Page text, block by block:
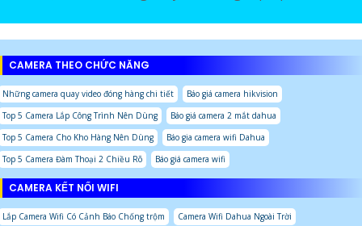
CAMERA THEO CHỨC NĂNG
Những camera quay video đóng hàng chi tiết
Báo giá camera hikvision
Top 5 Camera Lắp Công Trình Nên Dùng
Báo giá camera 2 mắt dahua
Top 5 Camera Cho Kho Hàng Nên Dùng
Báo gia camera wifi Dahua
Top 5 Camera Đàm Thoại 2 Chiều Rõ
Báo giá camera wifi
CAMERA KẾT NỐI WIFI
Lắp Camera Wifi Có Cảnh Báo Chống trộm
Camera Wifi Dahua Ngoài Trời